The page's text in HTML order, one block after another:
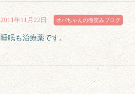
2011年11月22日 オバちゃんの微笑みブログ
睡眠も治療薬です。